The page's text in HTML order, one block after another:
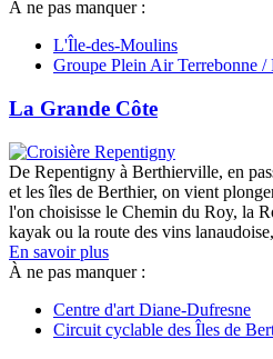
À ne pas manquer :
L'Île-des-Moulins
Groupe Plein Air Terrebonne /
La Grande Côte
De Repentigny à Berthierville, en
et les îles de Berthier, on vient
l'on choisisse le Chemin du Roy, la
kayak ou la route des vins
En savoir plus
À ne pas manquer :
Centre d'art Diane-Dufresne
Circuit cyclable des Îles de